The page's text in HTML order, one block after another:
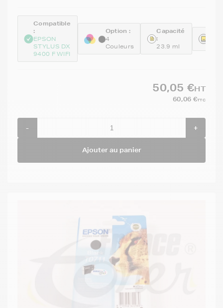
Compatible
:
EPSON
STYLUS DX
9400 F WIFI
Option :
4
Couleurs
Capacité
:
23.9 ml
50,05 €HT
60,06 €TTC
- +
Ajouter au panier